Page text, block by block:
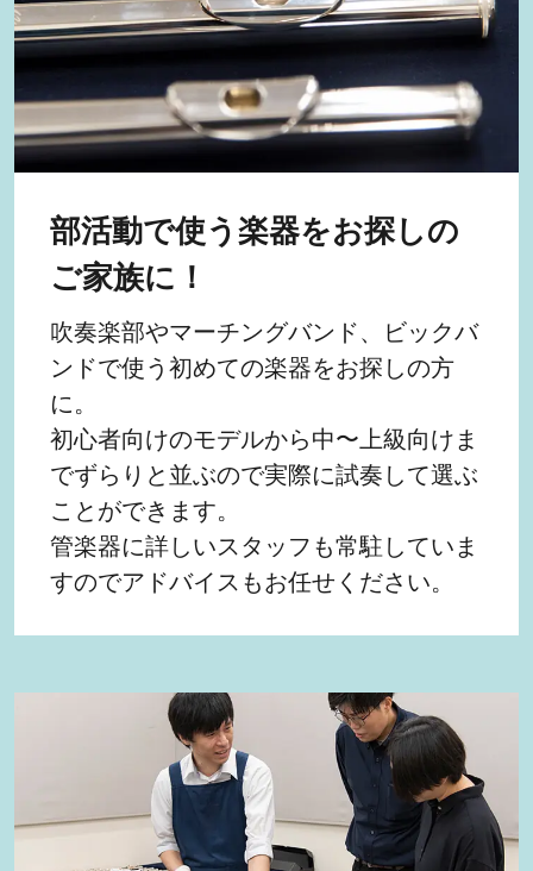
部活動で使う楽器をお探しの
ご家族に！
吹奏楽部やマーチングバンド、ビックバ
ンドで使う初めての楽器をお探しの方
に。
初心者向けのモデルから中〜上級向けま
でずらりと並ぶので実際に試奏して選ぶ
ことができます。
管楽器に詳しいスタッフも常駐していま
すのでアドバイスもお任せください。